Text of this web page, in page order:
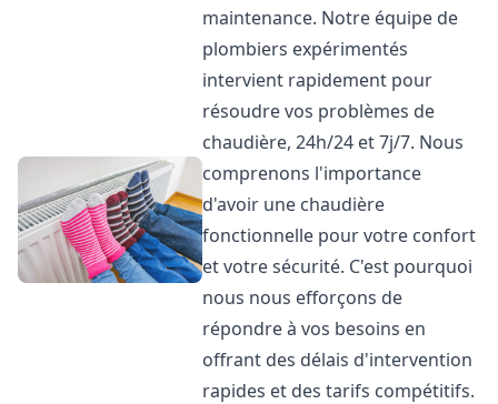
maintenance. Notre équipe de
plombiers expérimentés
intervient rapidement pour
résoudre vos problèmes de
chaudière, 24h/24 et 7j/7. Nous
comprenons l'importance
d'avoir une chaudière
fonctionnelle pour votre confort
et votre sécurité. C'est pourquoi
nous nous efforçons de
répondre à vos besoins en
offrant des délais d'intervention
rapides et des tarifs compétitifs.